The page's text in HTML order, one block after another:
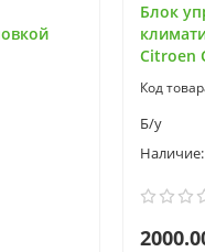
Блок
Citroen
Б/у